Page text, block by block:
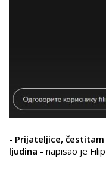
- Prijateljice, čestitam
ljudina - napisao je